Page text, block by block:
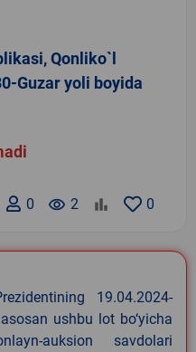
Qonliko`l
Guzar yoli boyida
0
remove_red_eye 2
0
19.04.2024-
ushbu lot bo‘yicha
auksion savdolari